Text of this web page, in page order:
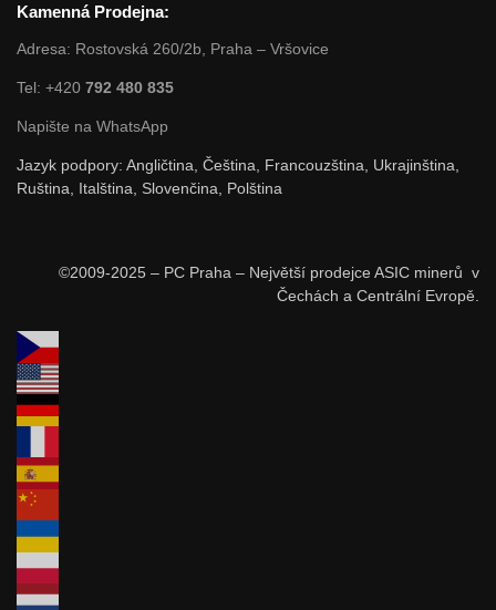
Kamenná Prodejna:
Adresa: Rostovská 260/2b, Praha – Vršovice
Tel: +420 792 480 835
Napište na WhatsApp
Jazyk podpory: Angličtina, Čeština, Francouzština, Ukrajinština,
Ruština, Italština, Slovenčina, Polština
©2009-2025 – PC Praha – Největší prodejce ASIC minerů v
Čechách a Centrální Evropě.